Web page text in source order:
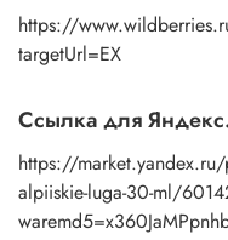
https://
targetUrl=EX
Ссылка для
https://market.yandex.ru/
alpiiskie-luga-30-ml/